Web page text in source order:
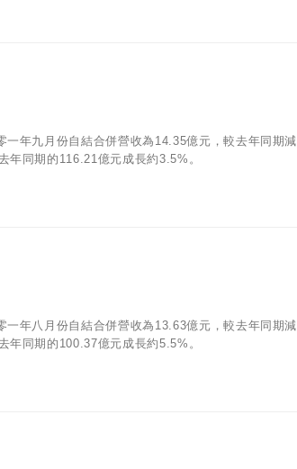
年九月份自結合併營收為14.35億元，較去年同期
年同期的116.21億元成長約3.5%。
年八月份自結合併營收為13.63億元，較去年同期
年同期的100.37億元成長約5.5%。